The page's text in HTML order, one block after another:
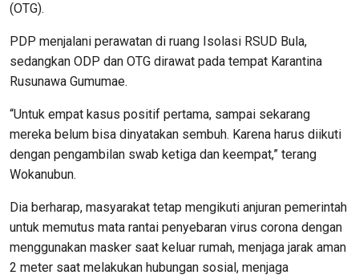
(OTG).
PDP menjalani perawatan di ruang Isolasi RSUD Bula,
sedangkan ODP dan OTG dirawat pada tempat Karantina
Rusunawa Gumumae.
“Untuk empat kasus positif pertama, sampai sekarang
mereka belum bisa dinyatakan sembuh. Karena harus diikuti
dengan pengambilan swab ketiga dan keempat,” terang
Wokanubun.
Dia berharap, masyarakat tetap mengikuti anjuran pemerintah
untuk memutus mata rantai penyebaran virus corona dengan
menggunakan masker saat keluar rumah, menjaga jarak aman
2 meter saat melakukan hubungan sosial, menjaga